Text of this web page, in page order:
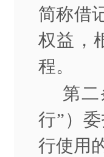
简称借
权益，
程。
第
行”）
行使用